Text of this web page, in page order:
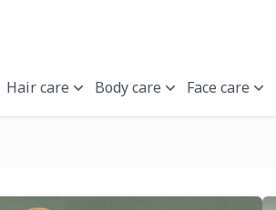
Hair care Body care Face care